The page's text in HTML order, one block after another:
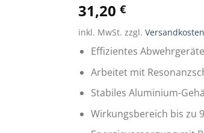
31,20 €
inkl. MwSt. zzgl. Versandkosten
Effizientes
Arbeitet mit
Stabiles Aluminium-
Wirkungsbereich bis zu